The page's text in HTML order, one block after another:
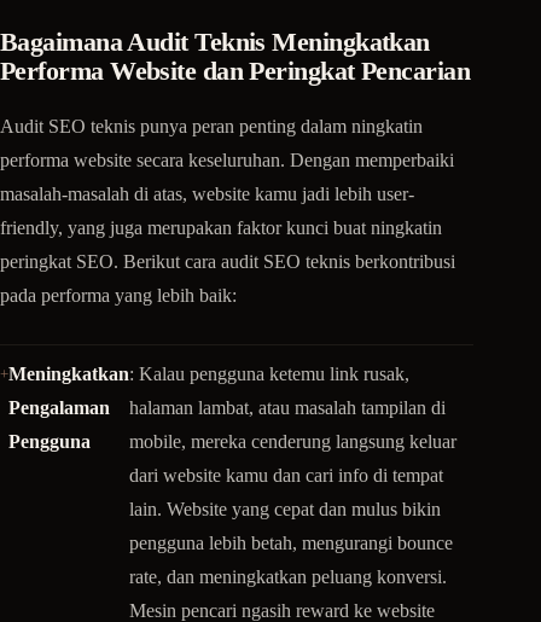
Bagaimana Audit Teknis Meningkatkan
Performa Website dan Peringkat Pencarian
Audit SEO teknis punya peran penting dalam ningkatin
performa website secara keseluruhan. Dengan memperbaiki
masalah-masalah di atas, website kamu jadi lebih user-
friendly, yang juga merupakan faktor kunci buat ningkatin
peringkat SEO. Berikut cara audit SEO teknis berkontribusi
pada performa yang lebih baik:
Meningkatkan
Pengalaman
Pengguna
: Kalau pengguna ketemu link rusak,
halaman lambat, atau masalah tampilan di
mobile, mereka cenderung langsung keluar
dari website kamu dan cari info di tempat
lain. Website yang cepat dan mulus bikin
pengguna lebih betah, mengurangi bounce
rate, dan meningkatkan peluang konversi.
Mesin pencari ngasih reward ke website